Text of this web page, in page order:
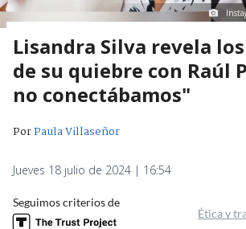
Lisandra Silva revela
de su quiebre con Raúl
no conectábamos"
PorPaula Villaseñor
Jueves 18 julio de 2024 | 16:54
Seguimos criterios de
Ética y